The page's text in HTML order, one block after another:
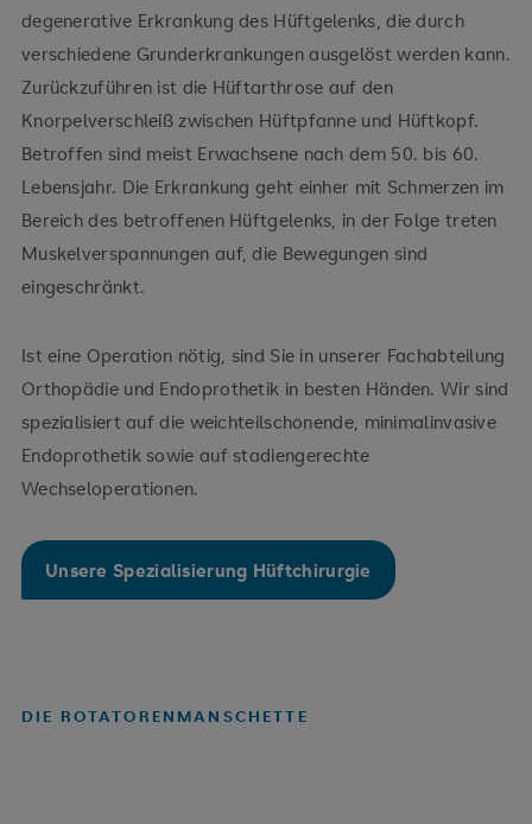
degenerative Erkrankung des Hüftgelenks, die durch
verschiedene Grunderkrankungen ausgelöst werden kann.
Zurückzuführen ist die Hüftarthrose auf den
Knorpelverschleiß zwischen Hüftpfanne und Hüftkopf.
Betroffen sind meist Erwachsene nach dem 50. bis 60.
Lebensjahr. Die Erkrankung geht einher mit Schmerzen im
Bereich des betroffenen Hüftgelenks, in der Folge treten
Muskelverspannungen auf, die Bewegungen sind
eingeschränkt.
Ist eine Operation nötig, sind Sie in unserer Fachabteilung
Orthopädie und Endoprothetik in besten Händen. Wir sind
spezialisiert auf die weichteilschonende, minimalinvasive
Endoprothetik sowie auf stadiengerechte
Wechseloperationen.
Unsere Spezialisierung Hüftchirurgie
DIE ROTATORENMANSCHETTE